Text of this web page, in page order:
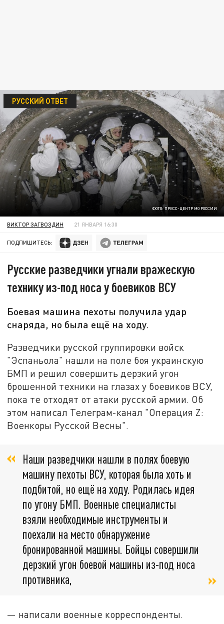
ФОТО: ПРЕСС-ЦЕНТР МО РОССИИ
РУССКИЙ ОТВЕТ
ВИКТОР ЗАГВОЗДИН 21 ЯНВАРЯ 16:30
ПОДПИШИТЕСЬ:
Русские разведчики угнали вражескую
технику из-под носа у боевиков ВСУ
Боевая машина пехоты получила удар
снаряда, но была ещё на ходу.
Разведчики русской группировки войск
"Эспаньола" нашли на поле боя украинскую
БМП и решил совершить дерзкий угон
брошенной техники на глазах у боевиков ВСУ,
пока те отходят от атаки русской армии. Об
этом написал Телеграм-канал "Операция Z:
Военкоры Русской Весны".
Наши разведчики нашли в полях боевую
машину пехоты ВСУ, которая была хоть и
подбитой, но ещё на ходу. Родилась идея
по угону БМП. Военные специалисты
взяли необходимые инструменты и
поехали на место обнаружение
бронированной машины. Бойцы совершили
дерзкий угон боевой машины из-под носа
противника,
— написали военные корреспонденты.